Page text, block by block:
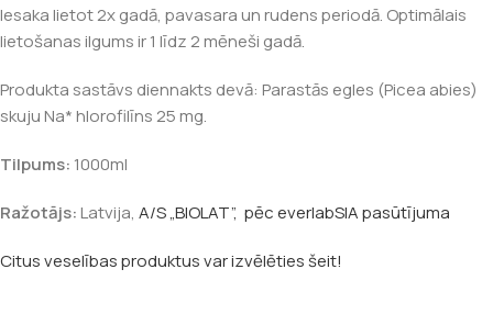
Iesaka lietot 2x gadā, pavasara un rudens periodā. Optimālais
lietošanas ilgums ir 1 līdz 2 mēneši gadā.
Produkta sastāvs diennakts devā: Parastās egles (Picea abies)
skuju Na* hlorofilīns 25 mg.
Tilpums: 1000ml
Ražotājs:Latvija, A/S „BIOLAT”, pēc everlabSIA pasūtījuma
Citus veselības produktus var izvēlēties šeit!